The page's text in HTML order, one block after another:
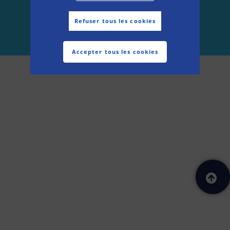
Refuser tous les cookies
Accepter tous les cookies
Made with byOCI